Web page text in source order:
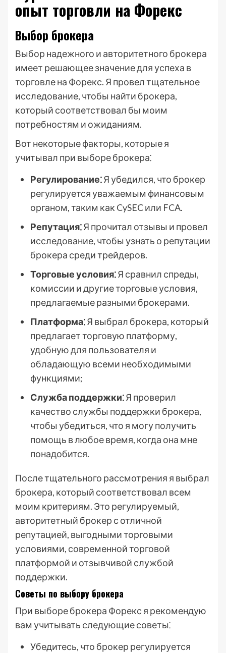
опыт торговли на Форекс
Выбор брокера
Выбор надежного и авторитетного брокера
имеет решающее значение для успеха в
торговле на Форекс. Я провел тщательное
исследование, чтобы найти брокера,
который соответствовал бы моим
потребностям и ожиданиям.
Вот некоторые факторы, которые я
учитывал при выборе брокера⁚
Регулирование⁚Я убедился, что брокер
регулируется уважаемым финансовым
органом, таким как CySEC или FCA.
Репутация⁚Я прочитал отзывы и провел
исследование, чтобы узнать о репутации
брокера среди трейдеров.
Торговые условия⁚Я сравнил спреды,
комиссии и другие торговые условия,
предлагаемые разными брокерами.
Платформа⁚Я выбрал брокера, который
предлагает торговую платформу,
удобную для пользователя и
обладающую всеми необходимыми
функциями;
Служба поддержки⁚Я проверил
качество службы поддержки брокера,
чтобы убедиться, что я могу получить
помощь в любое время, когда она мне
понадобится.
После тщательного рассмотрения я выбрал
брокера, который соответствовал всем
моим критериям. Это регулируемый,
авторитетный брокер с отличной
репутацией, выгодными торговыми
условиями, современной торговой
платформой и отзывчивой службой
поддержки.
Советы по выбору брокера
При выборе брокера Форекс я рекомендую
вам учитывать следующие советы⁚
Убедитесь, что брокер регулируется